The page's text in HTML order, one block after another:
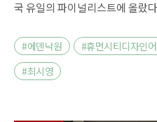
국 유일의 파이널리스트에 올랐
#에덴낙원 #휴먼시티디자인
#최시영